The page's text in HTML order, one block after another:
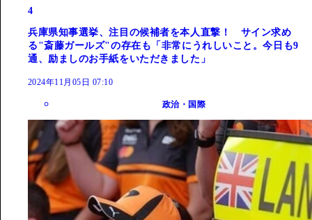
4
兵庫県知事選挙、注目の候補者を本人直撃！ サイン求め
る"斎藤ガールズ"の存在も「非常にうれしいこと。今日も9
通、励ましのお手紙をいただきました」
2024年11月05日 07:10
政治・国際